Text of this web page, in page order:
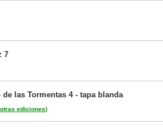
7
las Tormentas 4 - tapa blanda
ediciones)